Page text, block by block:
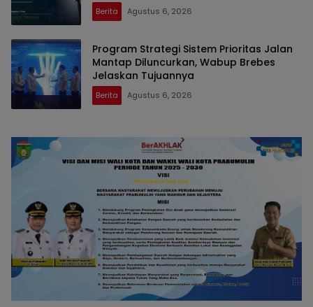
Berita Agustus 6, 2026
Program Strategi Sistem Prioritas Jalan
Mantap Diluncurkan, Wabup Brebes
Jelaskan Tujuannya
Berita Agustus 6, 2026